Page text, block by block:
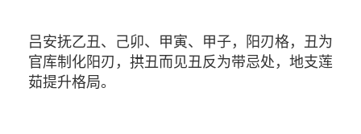
吕安抚乙丑、己卯、甲寅、甲子，阳刃格，丑为
官库制化阳刃，拱丑而见丑反为带忌处，地支莲
茹提升格局。